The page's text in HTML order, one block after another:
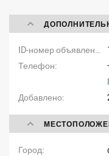
Телефон
Добавлено
Город